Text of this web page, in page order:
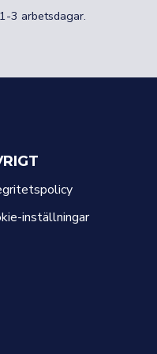
3 arbetsdagar.
inställningar